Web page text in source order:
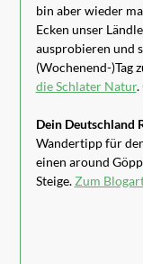
bin aber wieder
Ecken unser
ausprobieren und
(Wochenend-)Tag
die Schlater Natur.
Dein Deutschland
Wandertipp für
einen around
Steige. Zum